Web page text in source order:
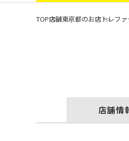
TOP店舗東京都のお店 トレフ
店舗情